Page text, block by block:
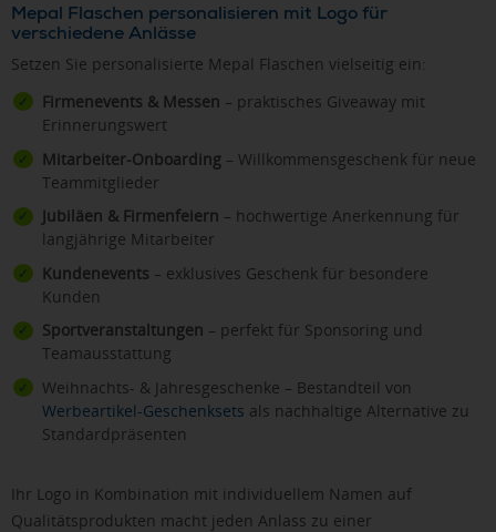
Mepal Flaschen personalisieren mit Logo für
verschiedene Anlässe
Setzen Sie personalisierte Mepal Flaschen vielseitig ein:
Firmenevents & Messen – praktisches Giveaway mit
Erinnerungswert
Mitarbeiter-Onboarding – Willkommensgeschenk für neue
Teammitglieder
Jubiläen & Firmenfeiern – hochwertige Anerkennung für
langjährige Mitarbeiter
Kundenevents – exklusives Geschenk für besondere
Kunden
Sportveranstaltungen – perfekt für Sponsoring und
Teamausstattung
Weihnachts- & Jahresgeschenke – Bestandteil von
Werbeartikel-Geschenksets als nachhaltige Alternative zu
Standardpräsenten
Ihr Logo in Kombination mit individuellem Namen auf
Qualitätsprodukten macht jeden Anlass zu einer